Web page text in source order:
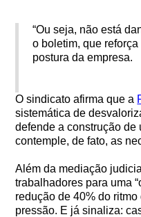
“Ou seja, não está
o boletim, que
postura da empresa.
O sindicato afirma que a
sistemática de
defende a construção de
contemple, de fato, as
Além da mediação
trabalhadores para uma
redução de 40% do
pressão. E já sinaliza: